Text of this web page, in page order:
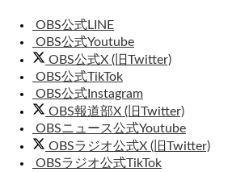
OBS公式LINE
OBS公式Youtube
OBS公式X (旧Twitter)
OBS公式TikTok
OBS公式Instagram
OBS報道部X (旧Twitter)
OBSニュース公式Youtube
OBSラジオ公式X (旧Twitter)
OBSラジオ公式TikTok